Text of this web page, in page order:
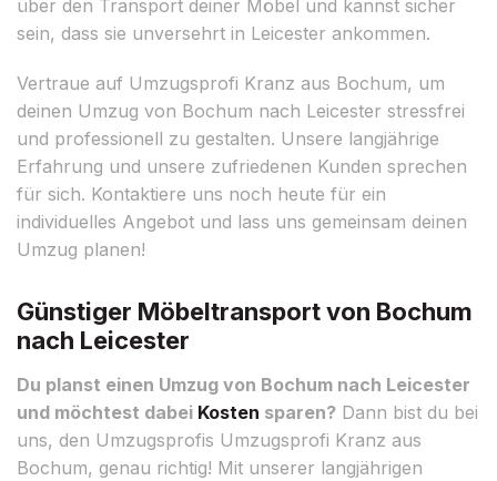
über den Transport deiner Möbel und kannst sicher
sein, dass sie unversehrt in Leicester ankommen.
Vertraue auf Umzugsprofi Kranz aus Bochum, um
deinen Umzug von Bochum nach Leicester stressfrei
und professionell zu gestalten. Unsere langjährige
Erfahrung und unsere zufriedenen Kunden sprechen
für sich. Kontaktiere uns noch heute für ein
individuelles Angebot und lass uns gemeinsam deinen
Umzug planen!
Günstiger Möbeltransport von Bochum
nach Leicester
Du planst einen Umzug von Bochum nach Leicester
und möchtest dabei Kosten sparen? Dann bist du bei
uns, den Umzugsprofis Umzugsprofi Kranz aus
Bochum, genau richtig! Mit unserer langjährigen